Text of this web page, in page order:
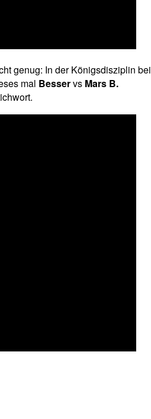
genug: In der Königsdisziplin bei
mal Besservs Mars B.